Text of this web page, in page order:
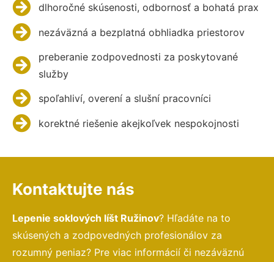
dlhoročné skúsenosti, odbornosť a bohatá prax
nezáväzná a bezplatná obhliadka priestorov
preberanie zodpovednosti za poskytované
služby
spoľahliví, overení a slušní pracovníci
korektné riešenie akejkoľvek nespokojnosti
Kontaktujte nás
Lepenie soklových líšt Ružinov? Hľadáte na to
skúsených a zodpovedných profesionálov za
rozumný peniaz? Pre viac informácií či nezáväznú